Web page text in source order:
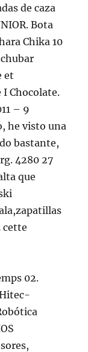
de caza
Bota
Chika 10
et
I Chocolate.
– 9
he visto una
bastante,
4280 27
que
cette
02.